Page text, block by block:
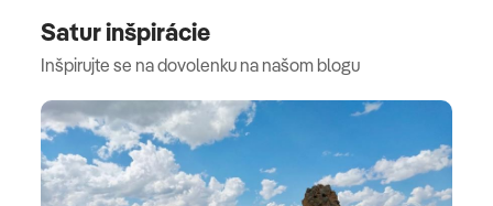
Satur inšpirácie
Inšpirujte se na dovolenku na našom blogu